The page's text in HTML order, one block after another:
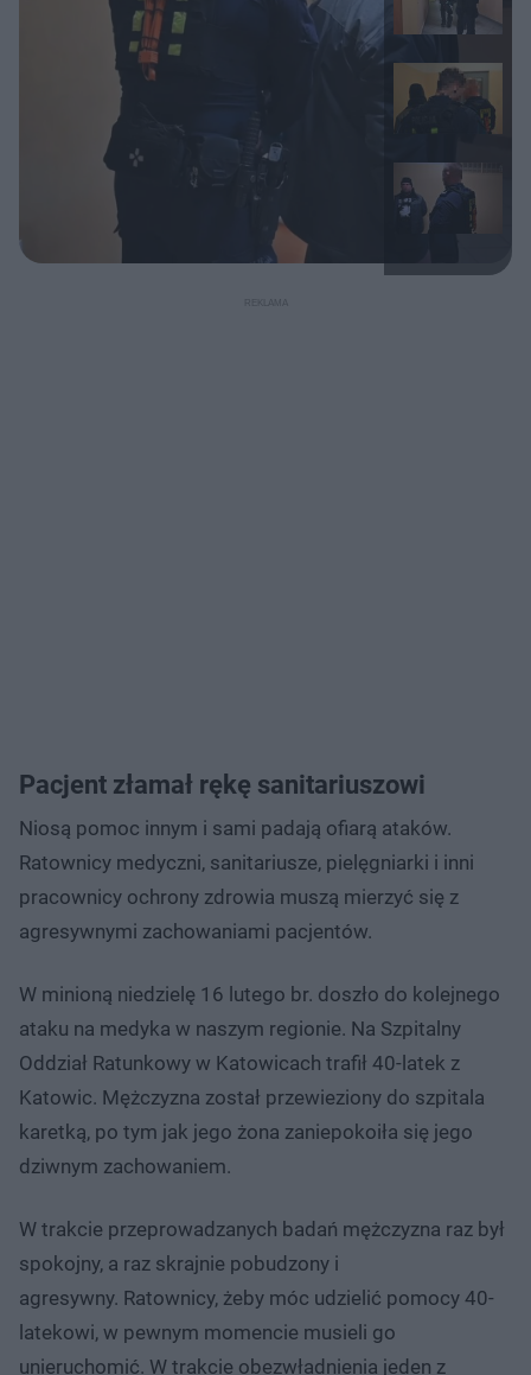
Pacjent złamał rękę sanitariuszowi
Niosą pomoc innym i sami padają ofiarą ataków.
Ratownicy medyczni, sanitariusze, pielęgniarki i inni
pracownicy ochrony zdrowia muszą mierzyć się z
agresywnymi zachowaniami pacjentów.
W minioną niedzielę 16 lutego br. doszło do kolejnego
ataku na medyka w naszym regionie. Na Szpitalny
Oddział Ratunkowy w Katowicach trafił 40-latek z
Katowic. Mężczyzna został przewieziony do szpitala
karetką, po tym jak jego żona zaniepokoiła się jego
dziwnym zachowaniem.
W trakcie przeprowadzanych badań mężczyzna raz był
spokojny, a raz skrajnie pobudzony i
agresywny. Ratownicy, żeby móc udzielić pomocy 40-
latekowi, w pewnym momencie musieli go
unieruchomić. W trakcie obezwładnienia jeden z